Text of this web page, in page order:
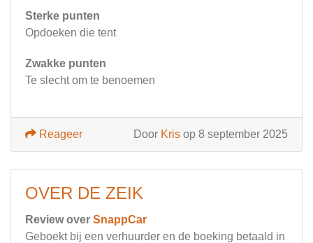
Sterke punten
Opdoeken die tent
Zwakke punten
Te slecht om te benoemen
Door Kris op 8 september 2025
Reageer
OVER DE ZEIK
Review over SnappCar
Geboekt bij een verhuurder en de boeking betaald in